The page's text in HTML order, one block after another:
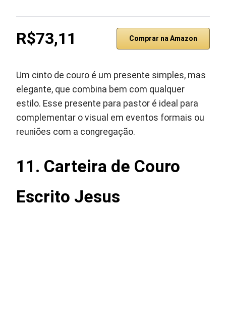
R$73,11 Comprar na Amazon
Um cinto de couro é um presente simples, mas
elegante, que combina bem com qualquer
estilo. Esse presente para pastor é ideal para
complementar o visual em eventos formais ou
reuniões com a congregação.
11. Carteira de Couro
Escrito Jesus